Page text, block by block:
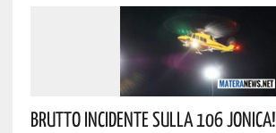
Brutto Incidente Sulla 106 Jonica!